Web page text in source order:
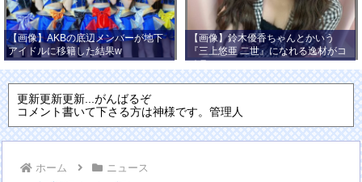
【画像】AKBの底辺メンバーが地下
アイドルに移籍した結果w
【画像】鈴木優香ちゃんとかいう
『三上悠亜 二世』になれる逸材がコ
チラ
更新更新更新...がんばるぞ
コメント書いて下さる方は神様です。管理人
ホーム ニュース